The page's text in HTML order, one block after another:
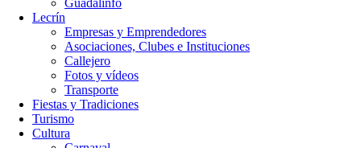
Guadalinfo
Lecrín
Empresas y Emprendedores
Asociaciones, Clubes e Instituciones
Callejero
Fotos y vídeos
Transporte
Fiestas y Tradiciones
Turismo
Cultura